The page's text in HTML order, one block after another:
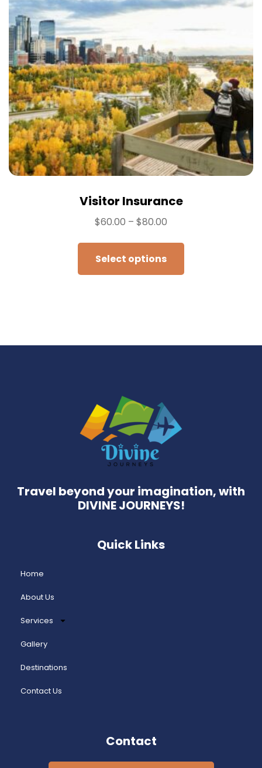
Visitor Insurance
$60.00 – $80.00
Select options
Travel beyond your imagination, with
DIVINE JOURNEYS!
Quick Links
Home
About Us
Services
Gallery
Destinations
Contact Us
Contact